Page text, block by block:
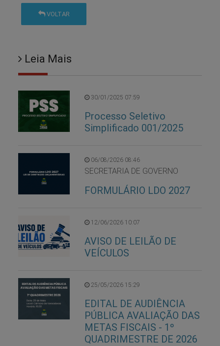
VOLTAR
Leia Mais
30/01/2025 07:59
Processo Seletivo
Simplificado 001/2025
06/08/2026 08:46
SECRETARIA DE GOVERNO
FORMULÁRIO LDO 2027
12/06/2026 10:07
AVISO DE LEILÃO DE
VEÍCULOS
25/05/2026 15:29
EDITAL DE AUDIÊNCIA
PÚBLICA AVALIAÇÃO DAS
METAS FISCAIS - 1º
QUADRIMESTRE DE 2026